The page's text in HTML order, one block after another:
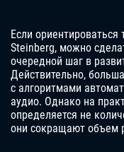
Если
Steinberg, можно
очередной шаг в
Действительно,
с алгоритмами
аудио. Однако на
определяется не
они сокращают объем